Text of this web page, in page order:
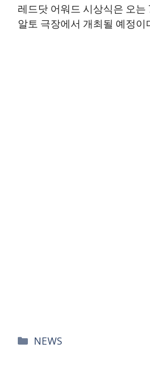
레드닷 어워드 시상식은 오는
알토 극장에서 개최될 예정이
카
NEWS